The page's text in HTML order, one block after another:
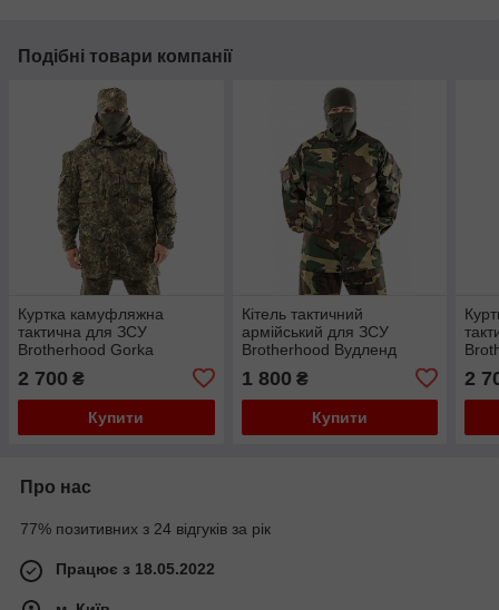
Подібні товари компанії
Куртка камуфляжна
тактична для ЗСУ
Brotherhood Gorka
2 700 ₴
Купити
Кітель тактичний
армійський для ЗСУ
Brotherhood Вудленд
польовий 48-50/170-176
1 800 ₴
Купити
2
Про нас
77% позитивних з 24 відгуків за рік
Працює з 18.05.2022